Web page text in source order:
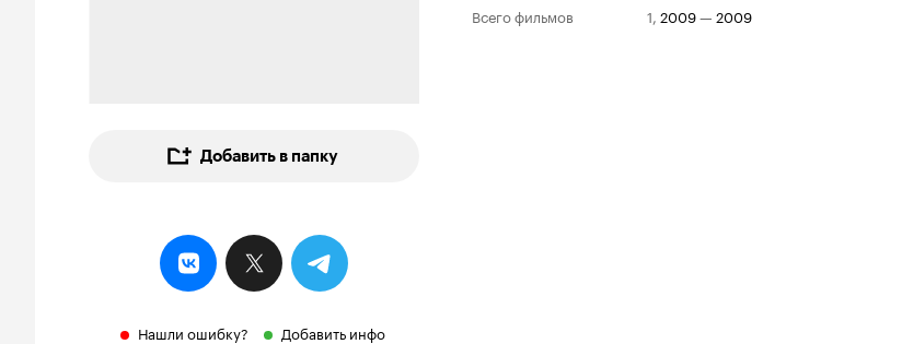
Добавить в папку
Нашли ошибку? Добавить инфо
Всего фильмов
1, 2009— 2009